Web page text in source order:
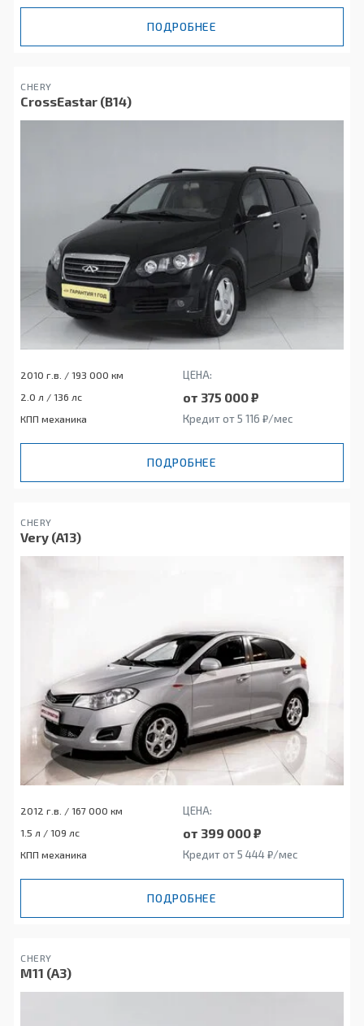
ПОДРОБНЕЕ
CHERY
CrossEastar (B14)
2010 г.в. / 193 000 км ЦЕНА:
2.0 л / 136 лс от 375 000 ₽
КПП механика Кредит от 5 116 ₽/мес
ПОДРОБНЕЕ
CHERY
Very (A13)
2012 г.в. / 167 000 км ЦЕНА:
1.5 л / 109 лс от 399 000 ₽
КПП механика Кредит от 5 444 ₽/мес
ПОДРОБНЕЕ
CHERY
M11 (A3)